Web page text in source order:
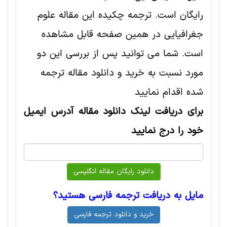
رایگان است. ترجمه چکیده این مقاله علوم
جغرافيايی در همین صفحه قابل مشاهده
است. شما می توانید پس از بررسی این دو
مورد نسبت به خرید و دانلود مقاله ترجمه
شده اقدام نمایید
برای دریافت لینک دانلود مقاله آدرس ایمیل
خود را درج نمایید
مایل به دریافت ترجمه فارسی هستید؟